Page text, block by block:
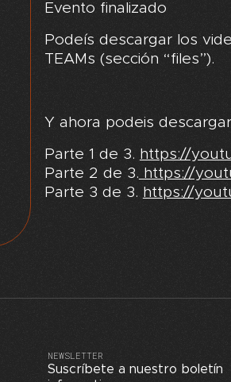
Evento finalizado
Podeís descargar los
TEAMs (sección “files”).
Y ahora podeis
Parte 1 de 3. https://
Parte 2 de 3. https://
Parte 3 de 3. https://
NEWSLETTER
Suscríbete a nuestro boletín